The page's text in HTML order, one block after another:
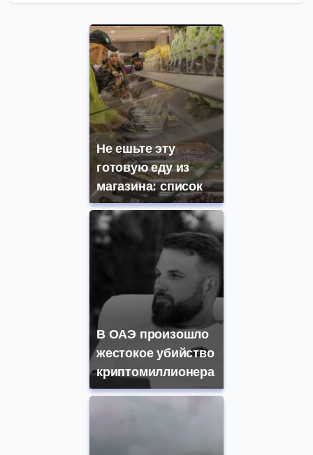
Не ешьте эту
готовую еду из
магазина: список
В ОАЭ произошло
жестокое убийство
криптомиллионера